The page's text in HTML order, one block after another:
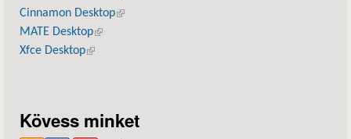
Cinnamon Desktop(külső hivatkozás)
MATE Desktop(külső hivatkozás)
Xfce Desktop(külső hivatkozás)
Kövess minket